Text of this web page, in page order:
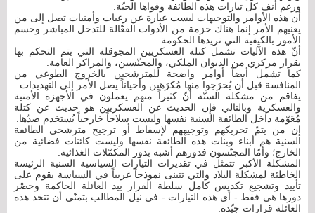
ورغم أنف كل تيارات هذه الطائفة وقواها الحيّة.
أن هذه الأوامر والتوجيهات ليست عبارة عن رغبات وأمنيات تصل إلى من
يعنيهم الأمر إنما هناك حزمة من الأدوات الفعّالة للتدخل المباشر وحسم
الأمور بالكيفية التي تريدها الحكومة.
أنّ هذه الآليات تشمل كتلة العسكريين المجوقلة التي يتم التحكم بها
بقرار مركزي من الديوان الملكي، والمجنّسين، والمراكز العامة.
كما تشمل أيضاً أوامر واضحة للمترشحين بالخروج الطوعي من
المنافسة قبل أن يُخرَجوا منها مُكرَهين وأحياناً يصل الأمر إلى التهديدات.
يفاقم من مشكلة السنّة أنّ كثيراً منهم يعملون في الأجهزة الأمنية
والعسكرية وبالتالي فإن الحديث عن العسكريين هو حديث عن كتلة
مُعَوّمة داخل الطائفة السنية نفسها وليست سلاحاً خارجياً يُستخدم ضدّها.
إن من يتمّ تحريكهم وتوجيههم لإسقاط أو ترجيح مترشحي الطائفة
السنية هم أبناء وبنات هذه الطائفة نفسها وليست كائنات فضائية من
الخارج؛ وأمّا المجنّسون فدورهم أشبه بدور المكمّلات الغذائية.
المشكلة الأكبر تتمثل في تقديرات التيارات السياسية السنية الرئيسة
الخاطئة لمشكلة البلاد والتي تتبنى نموذجاً غريباً في السياسة يقوم على
تأييد وتشجيع تكديس كامل سلطة القرار بيد العائلة الحاكمة وحصْر
دورها هي فقط - أي هذه التيارات - في نيل المطالب بتمنّي أن تتخذ هذه
العائلة قرارات جيّدة.